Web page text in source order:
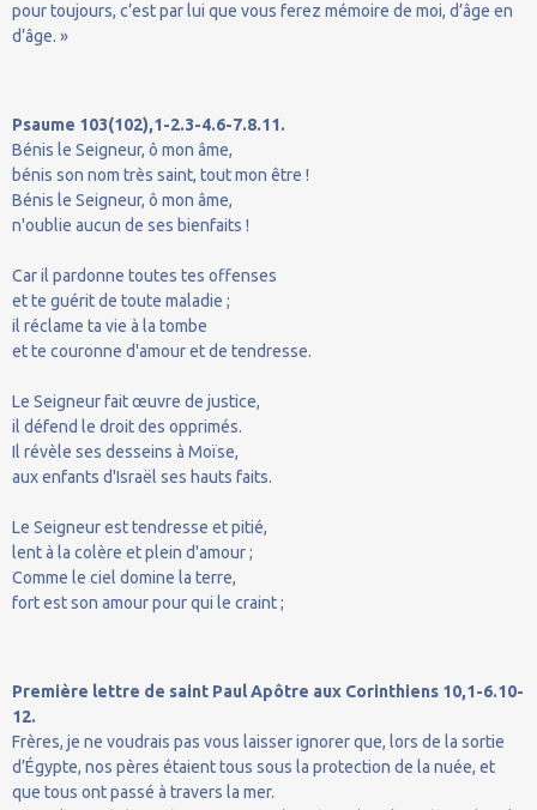
pour toujours, c’est par lui que vous ferez mémoire de moi, d’âge en
d’âge. »
Psaume 103(102),1-2.3-4.6-7.8.11.
Bénis le Seigneur, ô mon âme,
bénis son nom très saint, tout mon être !
Bénis le Seigneur, ô mon âme,
n'oublie aucun de ses bienfaits !
Car il pardonne toutes tes offenses
et te guérit de toute maladie ;
il réclame ta vie à la tombe
et te couronne d'amour et de tendresse.
Le Seigneur fait œuvre de justice,
il défend le droit des opprimés.
Il révèle ses desseins à Moïse,
aux enfants d'Israël ses hauts faits.
Le Seigneur est tendresse et pitié,
lent à la colère et plein d'amour ;
Comme le ciel domine la terre,
fort est son amour pour qui le craint ;
Première lettre de saint Paul Apôtre aux Corinthiens 10,1-6.10-
12.
Frères, je ne voudrais pas vous laisser ignorer que, lors de la sortie
d’Égypte, nos pères étaient tous sous la protection de la nuée, et
que tous ont passé à travers la mer.